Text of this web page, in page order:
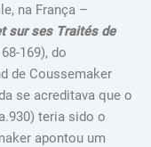
na França –
sur ses Traités de
169), do
de Coussemaker
se acreditava que o
teria sido o
apontou um